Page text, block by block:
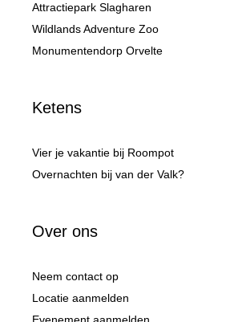
Attractiepark Slagharen
Wildlands Adventure Zoo
Monumentendorp Orvelte
Ketens
Vier je vakantie bij Roompot
Overnachten bij van der Valk?
Over ons
Neem contact op
Locatie aanmelden